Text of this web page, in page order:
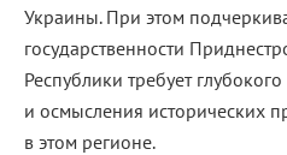
Украины. При этом
государственности
Республики требует
и осмысления исторических
в этом регионе.